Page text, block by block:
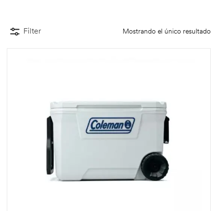
Filter Mostrando el único resultado